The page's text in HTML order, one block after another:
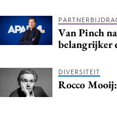
Van Pinch
belangrijker
DIVERSITEIT
Rocco